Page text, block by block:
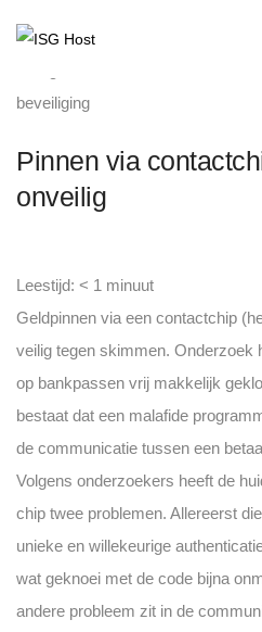
beveiliging
Pinnen via
onveilig
Leestijd: < 1 minuut
Geldpinnen via een contactchip
veilig tegen skimmen. Onderzoek
op bankpassen vrij makkelijk
bestaat dat een malafide
de communicatie tussen een
Volgens onderzoekers heeft de
chip twee problemen. Allereerst
unieke en willekeurige
wat geknoei met de code bijna
andere probleem zit in de